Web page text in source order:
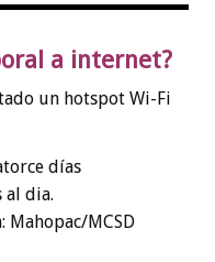
a internet?
un hotspot Wi-Fi
días
al dia.
Mahopac/MCSD